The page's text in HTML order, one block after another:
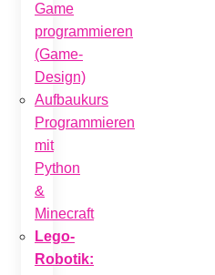
Game
programmieren
(Game-
Design)
Aufbaukurs
Programmieren
mit
Python
&
Minecraft
Lego-
Robotik: